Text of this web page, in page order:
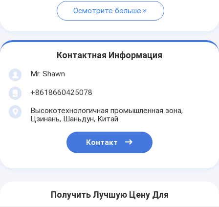
Осмотрите больше
Контактная Информация
Mr. Shawn
+8618660425078
Высокотехнологичная промышленная зона,
Цзинань, Шаньдун, Китай
Контакт
Получить Лучшую Цену Для